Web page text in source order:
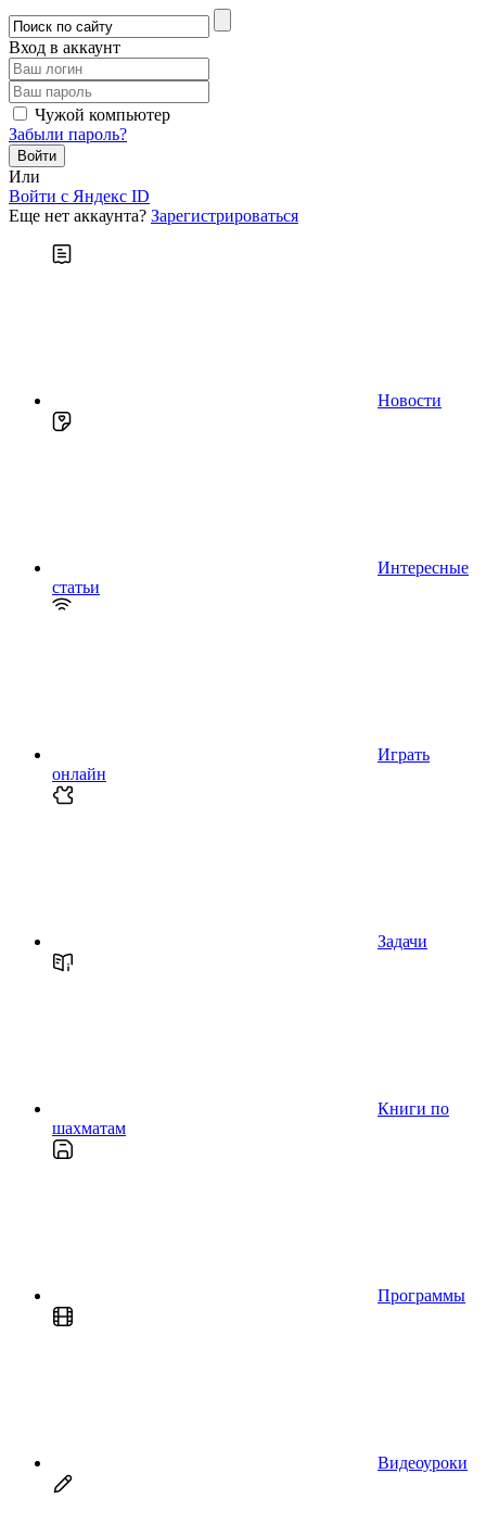
Вход в аккаунт
Чужой компьютер
Забыли пароль?
Или
Войти c Яндекс ID
Еще нет аккаунта? Зарегистрироваться
Новости
Интересные
статьи
Играть
онлайн
Задачи
Книги по
шахматам
Программы
Видеоуроки